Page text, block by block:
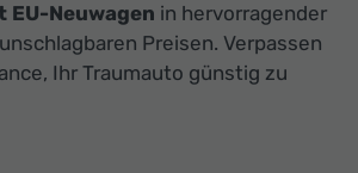
EU-Neuwagen in hervorragender
Preisen. Verpassen
Ihr Traumauto günstig zu